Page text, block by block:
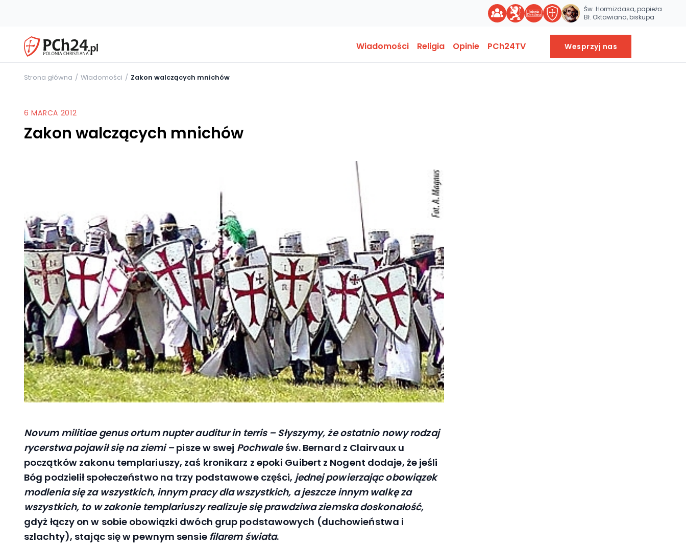
Św. Hormizdasa, papieża
Bł. Oktawiana, biskupa
Wiadomości Religia Opinie PCh24TV Wesprzyj nas
Strona główna Wiadomości Zakon walczących mnichów
6 MARCA 2012
Zakon walczących mnichów
Novum militiaegenus ortum nupter auditur in terris – Słyszymy, że ostatnio nowy rodzaj
rycerstwa pojawił się na ziemi –pisze w swej Pochwaleśw. Bernard z Clairvaux u
początków zakonu templariuszy, zaś kronikarz z epoki Guibert z Nogent dodaje, że jeśli
Bóg podzielił społeczeństwo na trzy podstawowe części, jednej powierzając obowiązek
modlenia się za wszystkich, innym pracy dla wszystkich, a jeszcze innym walkę za
wszystkich, to w zakonie templariuszy realizuje się prawdziwa ziemska doskonałość,
gdyż łączy on w sobie obowiązki dwóch grup podstawowych (duchowieństwa i
szlachty), stając się w pewnym sensie filarem świata.